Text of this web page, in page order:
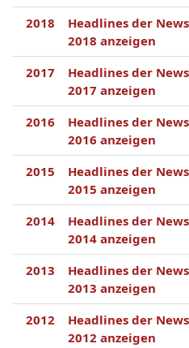
2018
Headlines der
2018 anzeigen
2017
Headlines der
2017 anzeigen
2016
Headlines der
2016 anzeigen
2015
Headlines der
2015 anzeigen
2014
Headlines der
2014 anzeigen
2013
Headlines der
2013 anzeigen
2012
Headlines der
2012 anzeigen